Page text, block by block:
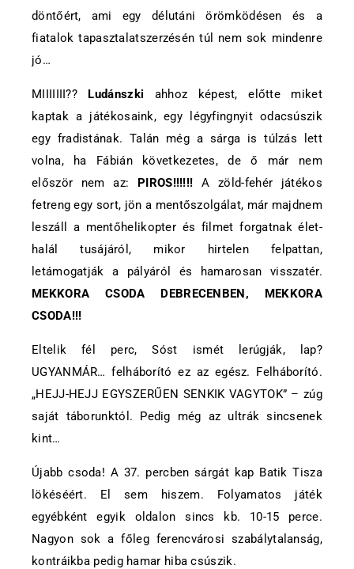
döntőért, ami egy délutáni örömködésen és a
fiatalok tapasztalatszerzésén túl nem sok mindenre
jó…
MIIIIIII?? Ludánszki ahhoz képest, előtte miket
kaptak a játékosaink, egy légyfingnyit odacsúszik
egy fradistának. Talán még a sárga is túlzás lett
volna, ha Fábián következetes, de ő már nem
először nem az: PIROS!!!!!! A zöld-fehér játékos
fetreng egy sort, jön a mentőszolgálat, már majdnem
leszáll a mentőhelikopter és filmet forgatnak élet-
halál tusájáról, mikor hirtelen felpattan,
letámogatják a pályáról és hamarosan visszatér.
MEKKORA CSODA DEBRECENBEN, MEKKORA
CSODA!!!
Eltelik fél perc, Sóst ismét lerúgják, lap?
UGYANMÁR… felháborító ez az egész. Felháborító.
„HEJJ-HEJJ EGYSZERŰEN SENKIK VAGYTOK” – zúg
saját táborunktól. Pedig még az ultrák sincsenek
kint…
Újabb csoda! A 37. percben sárgát kap Batik Tisza
lökéséért. El sem hiszem. Folyamatos játék
egyébként egyik oldalon sincs kb. 10-15 perce.
Nagyon sok a főleg ferencvárosi szabálytalanság,
kontráikba pedig hamar hiba csúszik.